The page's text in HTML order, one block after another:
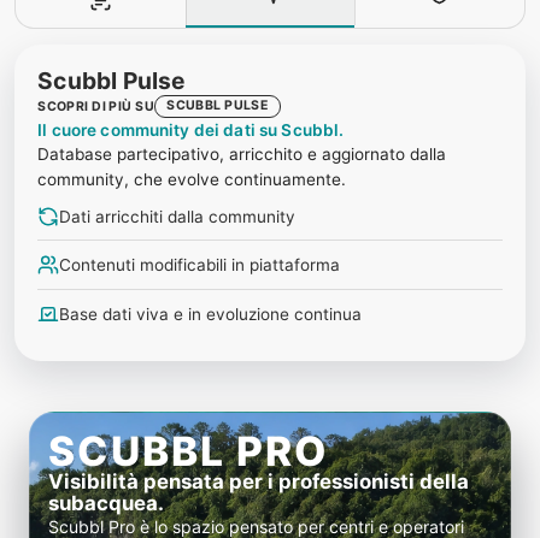
Scubbl Pulse
SCOPRI DI PIÙ SU SCUBBL PULSE
Il cuore community dei dati su Scubbl.
Database partecipativo, arricchito e aggiornato dalla
community, che evolve continuamente.
Dati arricchiti dalla community
Contenuti modificabili in piattaforma
Base dati viva e in evoluzione continua
SCUBBL PRO
Visibilità pensata per i professionisti della
subacquea.
Scubbl Pro è lo spazio pensato per centri e operatori